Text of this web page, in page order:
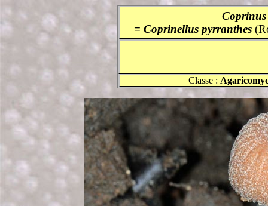
= Coprinellus pyrranthes
Classe :